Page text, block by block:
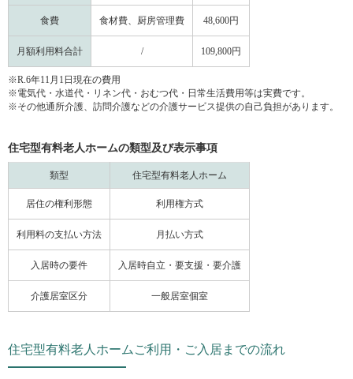
食費 食材費、厨房管理費 48,600円
月額利用料合計 / 109,800円
※R.6年11月1日現在の費用
※電気代・水道代・リネン代・おむつ代・日常生活費用等は実費です。
※その他通所介護、訪問介護などの介護サービス提供の自己負担があります。
住宅型有料老人ホームの類型及び表示事項
類型 住宅型有料老人ホーム
居住の権利形態 利用権方式
利用料の支払い方法 月払い方式
入居時の要件 入居時自立・要支援・要介護
介護居室区分 一般居室個室
住宅型有料老人ホームご利用・ご入居までの流れ